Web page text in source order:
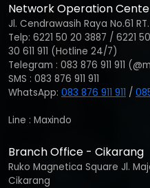
Network Operation
Jl. Cendrawasih Raya No.61
Telp: 6221 50 20 3887 / 6221
30 611 911 (Hotline 24/7)
Telegram : 083 876 911 911
SMS : 083 876 911 911
WhatsApp: 083 876 911 911 /
Line : Maxindo
Branch Office - Cikarang
Ruko Magnetica Square Jl.
Cikarang